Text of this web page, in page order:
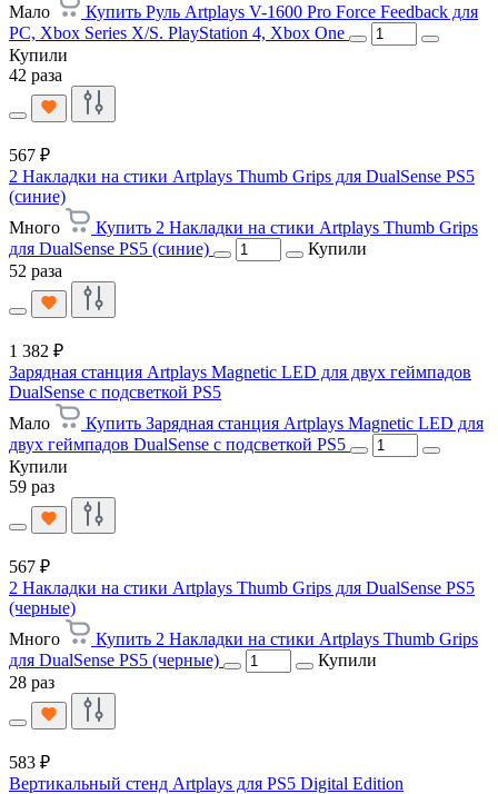
Мало
Купить Руль Artplays V-1600 Pro Force Feedback для
PC, Xbox Series X/S. PlayStation 4, Xbox One
Купили
42 раза
567 ₽
2 Накладки на стики Artplays Thumb Grips для DualSense PS5
(синие)
Много
Купить 2 Накладки на стики Artplays Thumb Grips
для DualSense PS5 (синие)
Купили
52 раза
1 382 ₽
Зарядная станция Artplays Magnetic LED для двух геймпадов
DualSense с подсветкой PS5
Мало
Купить Зарядная станция Artplays Magnetic LED для
двух геймпадов DualSense с подсветкой PS5
Купили
59 раз
567 ₽
2 Накладки на стики Artplays Thumb Grips для DualSense PS5
(черные)
Много
Купить 2 Накладки на стики Artplays Thumb Grips
для DualSense PS5 (черные)
Купили
28 раз
583 ₽
Вертикальный стенд Artplays для PS5 Digital Edition